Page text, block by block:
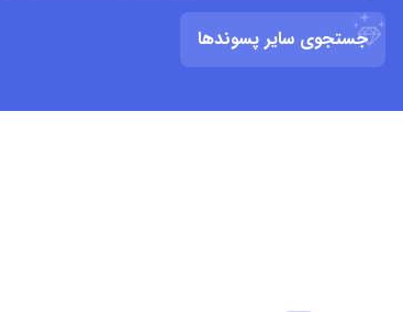
جستجوی سایر پسوندها